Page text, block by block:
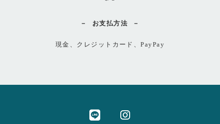
お支払方法
現金、クレジットカード、PayPay